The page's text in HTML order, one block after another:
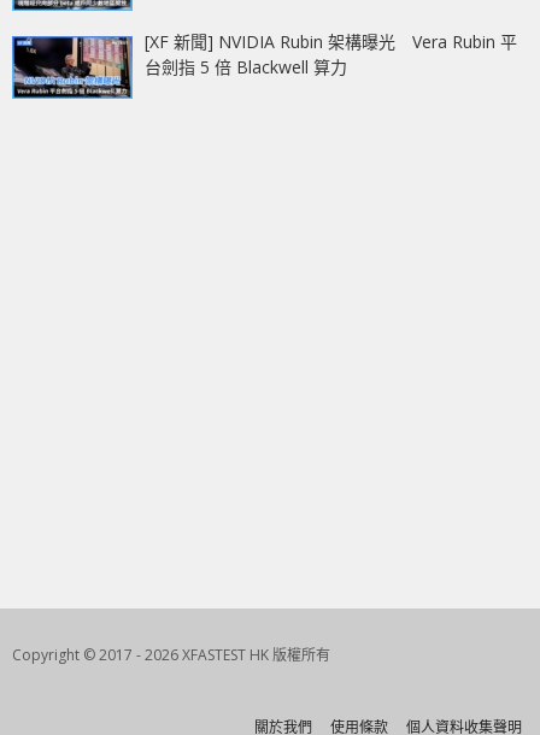
[XF 新聞] NVIDIA Rubin 架構曝光 Vera Rubin 平
台劍指 5 倍 Blackwell 算力
Copyright © 2017 - 2026 XFASTEST HK 版權所有
關於我們 使用條款 個人資料收集聲明